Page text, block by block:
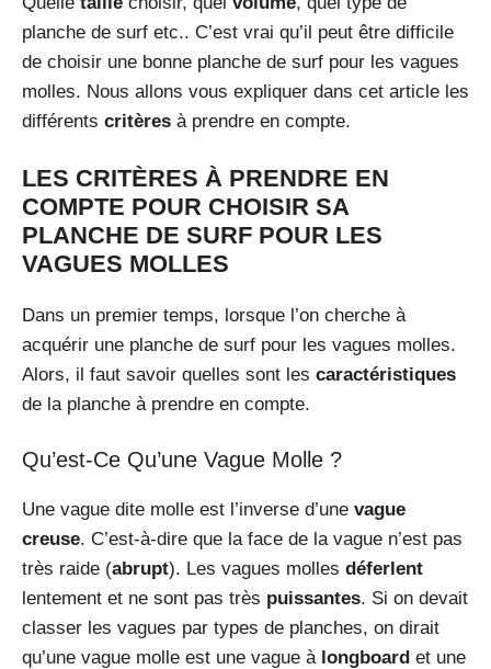
planche de surf etc.. C’est vrai qu’il peut être difficile
de choisir une bonne planche de surf pour les vagues
molles. Nous allons vous expliquer dans cet article les
différents critères à prendre en compte.
LES CRITÈRES À PRENDRE EN
COMPTE POUR CHOISIR SA
PLANCHE DE SURF POUR LES
VAGUES MOLLES
Dans un premier temps, lorsque l’on cherche à
acquérir une planche de surf pour les vagues molles.
Alors, il faut savoir quelles sont les caractéristiques
de la planche à prendre en compte.
Qu’est-Ce Qu’une Vague Molle ?
Une vague dite molle est l’inverse d’une vague
creuse. C’est-à-dire que la face de la vague n’est pas
très raide (abrupt). Les vagues molles déferlent
lentement et ne sont pas très puissantes. Si on devait
classer les vagues par types de planches, on dirait
qu’une vague molle est une vague à longboard et une